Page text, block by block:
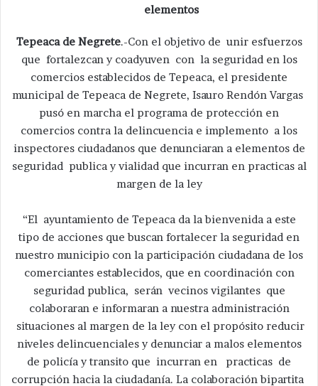
elementos
Tepeaca de Negrete.-Con el objetivo de unir esfuerzos
que fortalezcan y coadyuven con la seguridad en los
comercios establecidos de Tepeaca, el presidente
municipal de Tepeaca de Negrete, Isauro Rendón Vargas
pusó en marcha el programa de protección en
comercios contra la delincuencia e implemento a los
inspectores ciudadanos que denunciaran a elementos de
seguridad publica y vialidad que incurran en practicas al
margen de la ley
“El ayuntamiento de Tepeaca da la bienvenida a este
tipo de acciones que buscan fortalecer la seguridad en
nuestro municipio con la participación ciudadana de los
comerciantes establecidos, que en coordinación con
seguridad publica, serán vecinos vigilantes que
colaboraran e informaran a nuestra administración
situaciones al margen de la ley con el propósito reducir
niveles delincuenciales y denunciar a malos elementos
de policía y transito que incurran en practicas de
corrupción hacia la ciudadanía. La colaboración bipartita